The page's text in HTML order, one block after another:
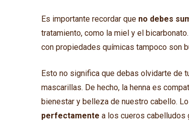
Es importante recordar que no debes
tratamiento, como la miel y el
con propiedades químicas tampoco son
Esto no significa que debas olvidarte de
mascarillas. De hecho, la henna es
bienestar y belleza de nuestro cabello.
perfectamente a los cueros cabelludos